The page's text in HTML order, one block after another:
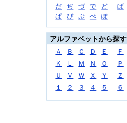
だ
ぢ づ で ど ば
ぱ
ぴ ぷ ぺ ぽ
アルファベットから探す
Ａ Ｂ Ｃ Ｄ Ｅ Ｆ
Ｋ
Ｌ Ｍ Ｎ Ｏ Ｐ
Ｕ
Ｖ Ｗ Ｘ Ｙ Ｚ
１
２ ３ ４ ５ ６